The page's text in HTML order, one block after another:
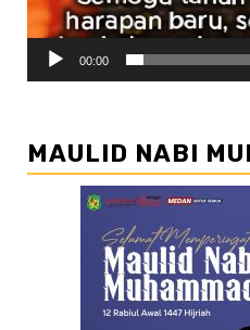
00:00
MAULID NABI